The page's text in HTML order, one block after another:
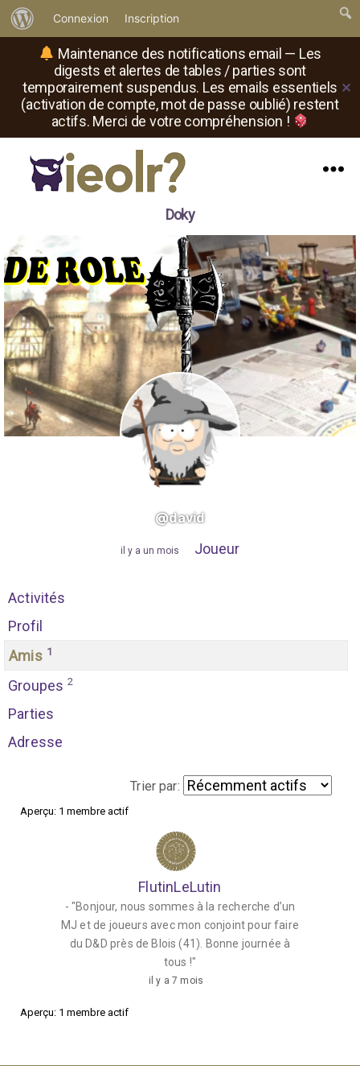
Maintenance des notifications email — Les
digests et alertes de tables / parties sont
temporairement suspendus. Les emails essentiels
(activation de compte, mot de passe oublié) restent
actifs. Merci de votre compréhension !
✕
propos
de
WordPress
Connexion Inscription
le
rôliste
?
Doky
@david
il y a un mois Joueur
Activités
Profil
Amis 1
Groupes 2
Parties
Adresse
Trier par:
M
Aperçu: 1 membre actif
FlutinLeLutin
- "Bonjour, nous sommes à la recherche d’un
MJ et de joueurs avec mon conjoint pour faire
du D&D près de Blois (41). Bonne journée à
tous !"
il y a 7 mois
Aperçu: 1 membre actif